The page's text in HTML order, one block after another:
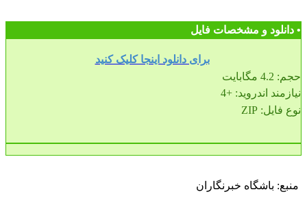
• دانلود و مشخصات فایل
برای دانلود اینجا کلیک کنید
حجم: 4.2 مگابايت
نیازمند اندروید: +4
نوع فایل: ZIP
منبع: باشگاه خبرنگاران